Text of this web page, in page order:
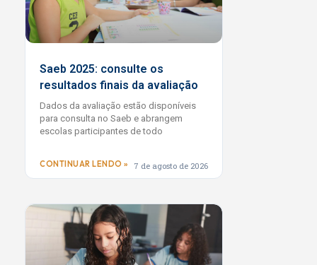
Saeb 2025: consulte os
resultados finais da avaliação
Dados da avaliação estão disponíveis
para consulta no Saeb e abrangem
escolas participantes de todo
CONTINUAR LENDO » 7 de agosto de 2026